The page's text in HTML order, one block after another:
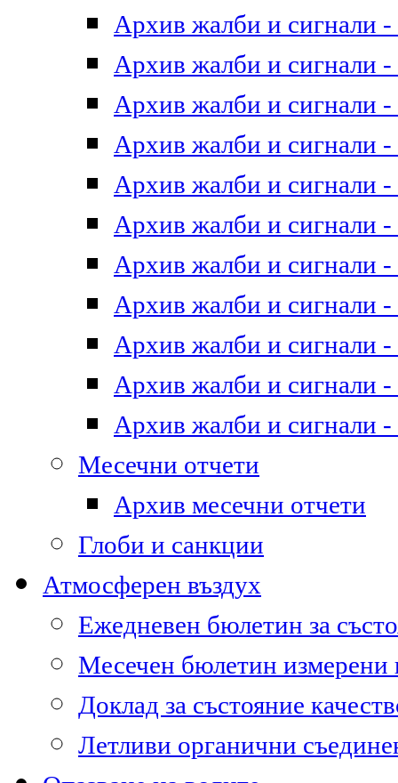
Архив жалби и сигнали -
Архив жалби и сигнали -
Архив жалби и сигнали -
Архив жалби и сигнали -
Архив жалби и сигнали -
Архив жалби и сигнали -
Архив жалби и сигнали -
Архив жалби и сигнали -
Архив жалби и сигнали -
Архив жалби и сигнали -
Архив жалби и сигнали -
Месечни отчети
Архив месечни отчети
Глоби и санкции
Атмосферен въздух
Ежедневен бюлетин за
Месечен бюлетин
Доклад за състояние
Летливи органични